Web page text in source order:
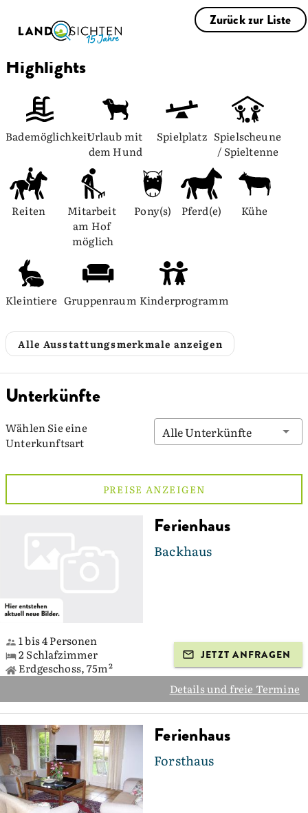
Zurück zur Liste
Highlights
BademöglichkeitUrlaub mit
dem Hund
Spielplatz Spielscheune
/ Spieltenne
Reiten
Mitarbeit
am Hof
möglich
Pony(s) Pferd(e) Kühe
Kleintiere Gruppenraum Kinderprogramm
Alle Ausstattungsmerkmale anzeigen
Unterkünfte
Wählen Sie eine
Unterkunftsart
Alle Unterkünfte
PREISE ANZEIGEN
Ferienhaus
Backhaus
1 bis 4 Personen
2 Schlafzimmer
Erdgeschoss, 75m²
JETZT ANFRAGEN
Details und freie Termine
Ferienhaus
Forsthaus